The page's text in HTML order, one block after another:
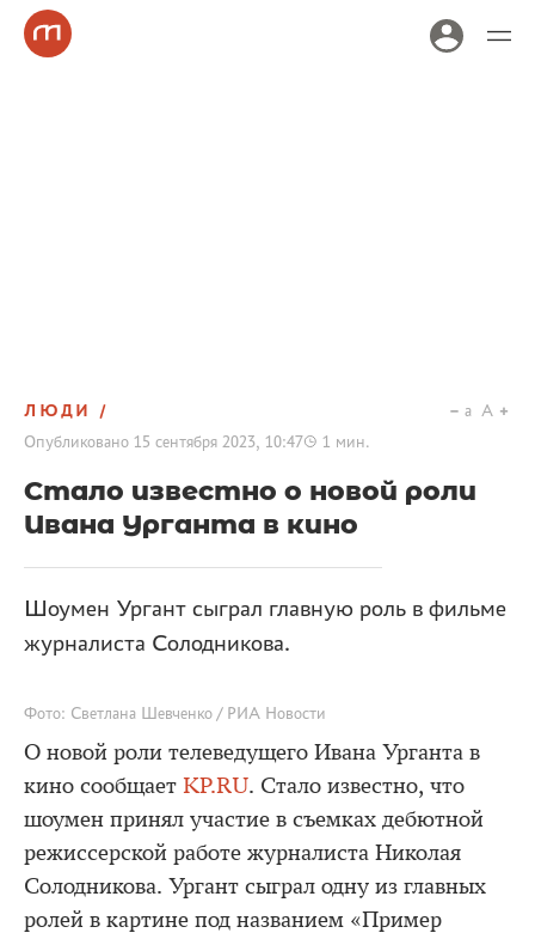
ЛЮДИ
Опубликовано 15 сентября 2023, 10:47 1 мин.
a A
Стало известно о новой роли
Ивана Урганта в кино
Шоумен Ургант сыграл главную роль в фильме
журналиста Солодникова.
Фото: Светлана Шевченко / РИА Новости
О новой роли телеведущего Ивана Урганта в
кино сообщает KP.RU. Стало известно, что
шоумен принял участие в съемках дебютной
режиссерской работе журналиста Николая
Солодникова. Ургант сыграл одну из главных
ролей в картине под названием «Пример